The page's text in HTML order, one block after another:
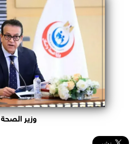
الأحزاب
وزير الصحة